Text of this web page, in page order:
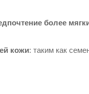
более
кожи: таким как